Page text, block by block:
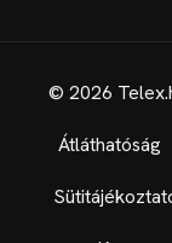
© 2026
Átláthatóság